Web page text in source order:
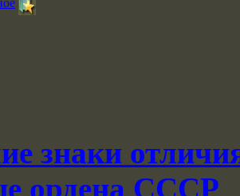
знаки
ордена СССР